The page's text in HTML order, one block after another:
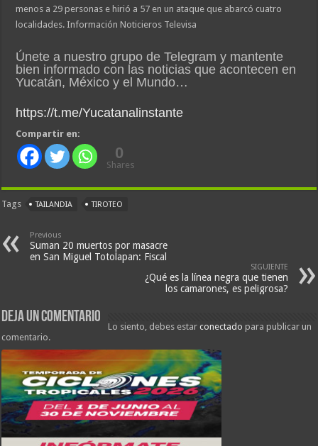
menos a 29 personas e hirió a 57 en un ataque que abarcó cuatro
localidades. Información Noticieros Televisa
Únete a nuestro grupo de Telegram y mantente
bien informado con las noticias que acontecen en
Yucatán, México y el Mundo…
https://t.me/Yucatanalinstante
Compartir en:
0
Shares
Tags TAILANDIA TIROTEO
Previous
Suman 20 muertos por masacre
en San Miguel Totolapan: Fiscal
SIGUIENTE
¿Qué es la línea negra que tienen
los camarones, es peligrosa?
Deja un comentario
Lo siento, debes estarconectado para publicar un
comentario.